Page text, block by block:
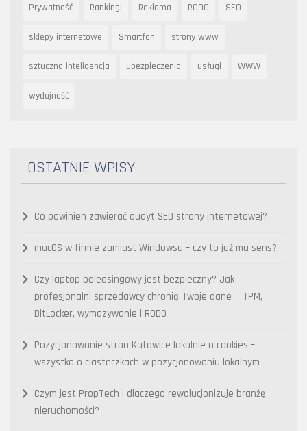
Prywatność Rankingi Reklama RODO SEO
sklepy internetowe Smartfon strony www
sztuczna inteligencja ubezpieczenia usługi WWW
wydajność
OSTATNIE WPISY
Co powinien zawierać audyt SEO strony internetowej?
macOS w firmie zamiast Windowsa – czy to już ma sens?
Czy laptop poleasingowy jest bezpieczny? Jak
profesjonalni sprzedawcy chronią Twoje dane — TPM,
BitLocker, wymazywanie i RODO
Pozycjonowanie stron Katowice lokalnie a cookies –
wszystko o ciasteczkach w pozycjonowaniu lokalnym
Czym jest PropTech i dlaczego rewolucjonizuje branżę
nieruchomości?